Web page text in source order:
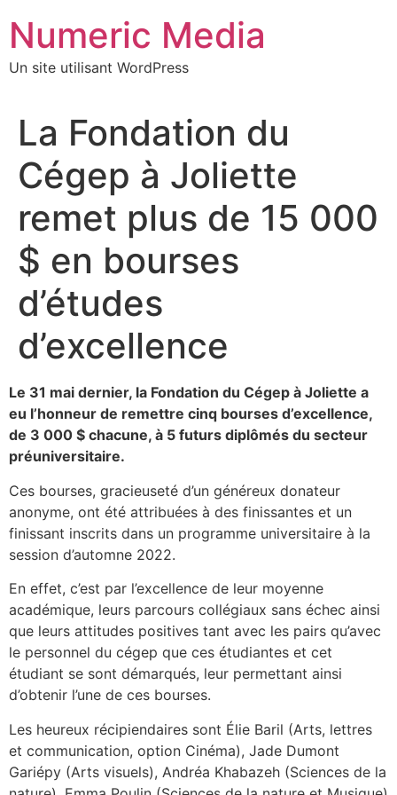
contenu
Numeric Media
Un site utilisant WordPress
La Fondation du
Cégep à Joliette
remet plus de 15 000
$ en bourses
d’études
d’excellence
Le 31 mai dernier, la Fondation du Cégep à Joliette a
eu l’honneur de remettre cinq bourses d’excellence,
de 3 000 $ chacune, à 5 futurs diplômés du secteur
préuniversitaire.
Ces bourses, gracieuseté d’un généreux donateur
anonyme, ont été attribuées à des finissantes et un
finissant inscrits dans un programme universitaire à la
session d’automne 2022.
En effet, c’est par l’excellence de leur moyenne
académique, leurs parcours collégiaux sans échec ainsi
que leurs attitudes positives tant avec les pairs qu’avec
le personnel du cégep que ces étudiantes et cet
étudiant se sont démarqués, leur permettant ainsi
d’obtenir l’une de ces bourses.
Les heureux récipiendaires sont Élie Baril (Arts, lettres
et communication, option Cinéma), Jade Dumont
Gariépy (Arts visuels), Andréa Khabazeh (Sciences de la